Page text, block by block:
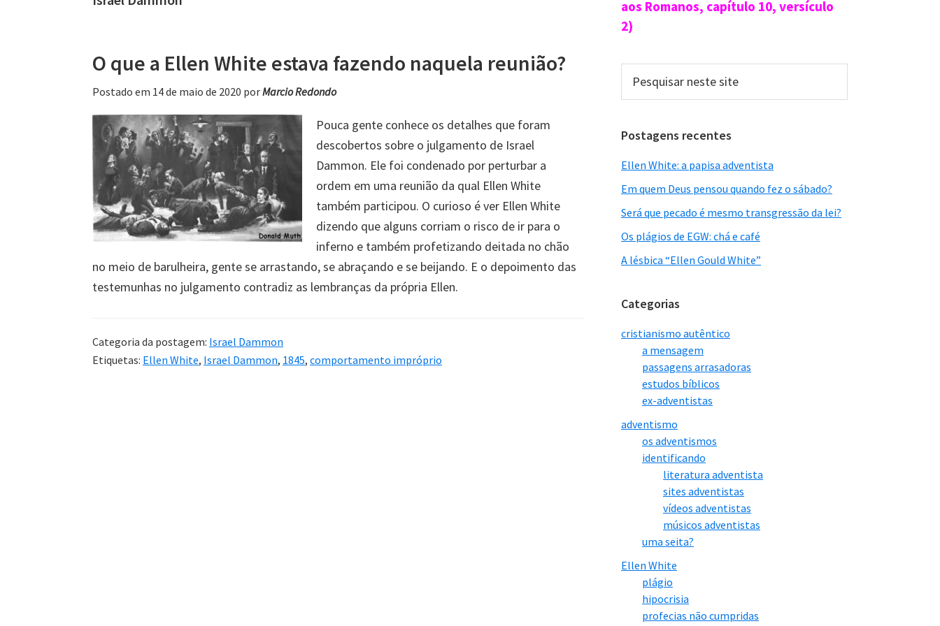
O que a Ellen White estava fazendo naquela reunião?
Postado em 14 de maio de 2020 porMarcio Redondo
Pouca gente conhece os detalhes que foram
descobertos sobre o julgamento de Israel
Dammon. Ele foi condenado por perturbar a
ordem em uma reunião da qual Ellen White
também participou. O curioso é ver Ellen White
dizendo que alguns corriam o risco de ir para o
inferno e também profetizando deitada no chão
no meio de barulheira, gente se arrastando, se abraçando e se beijando. E o depoimento das
testemunhas no julgamento contradiz as lembranças da própria Ellen.
Categoria da postagem: Israel Dammon
Etiquetas: Ellen White, Israel Dammon, 1845, comportamento impróprio
aos Romanos, capítulo 10, versículo
2)
neste
site
Postagens recentes
Ellen White: a papisa adventista
Em quem Deus pensou quando fez o sábado?
Será que pecado é mesmo transgressão da lei?
Os plágios de EGW: chá e café
A lésbica “Ellen Gould White”
Categorias
cristianismo autêntico
a mensagem
passagens arrasadoras
estudos bíblicos
ex-adventistas
adventismo
os adventismos
identificando
literatura adventista
sites adventistas
vídeos adventistas
músicos adventistas
uma seita?
Ellen White
plágio
hipocrisia
profecias não cumpridas